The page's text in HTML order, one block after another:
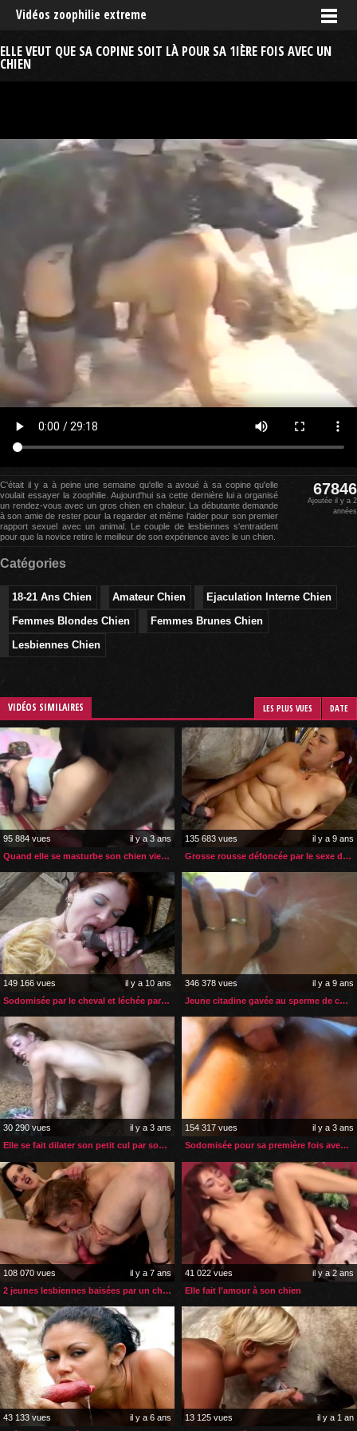
Vidéos zoophilie extreme
ELLE VEUT QUE SA COPINE SOIT LÀ POUR SA 1IÈRE FOIS AVEC UN
CHIEN
C'était il y a à peine une semaine qu'elle a avoué à sa copine qu'elle
voulait essayer la zoophilie. Aujourd'hui sa cette dernière lui a organisé
un rendez-vous avec un gros chien en chaleur. La débutante demande
à son amie de rester pour la regarder et même l'aider pour son premier
rapport sexuel avec un animal. Le couple de lesbiennes s'entraident
pour que la novice retire le meilleur de son expérience avec le un chien.
67846
Ajoutée il y a 2
années
Catégories
18-21 Ans Chien Amateur Chien
Ejaculation Interne Chien
Femmes Blondes Chien
Femmes Brunes Chien
Lesbiennes Chien
VIDÉOS SIMILAIRES LES PLUS VUES DATE
95 884 vues
il y a 3 ans
Quand elle se masturbe son chien vient l’aider à la faire jouir
135 683 vues
il y a 9 ans
Grosse rousse défoncée par le sexe de son cheval
149 166 vues
il y a 10 ans
Sodomisée par le cheval et léchée par sa copine
346 378 vues
il y a 9 ans
Jeune citadine gavée au sperme de cheval
30 290 vues
il y a 3 ans
Elle se fait dilater son petit cul par son cheval
154 317 vues
il y a 3 ans
Sodomisée pour sa première fois avec un chien
108 070 vues
il y a 7 ans
2 jeunes lesbiennes baisées par un chien après l’apéro
41 022 vues
il y a 2 ans
Elle fait l’amour à son chien
43 133 vues
il y a 6 ans
13 125 vues
il y a 1 an